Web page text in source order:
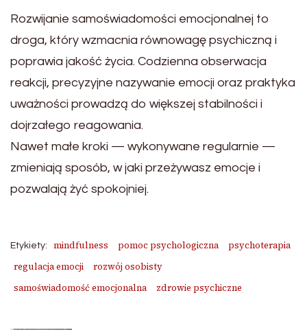
Rozwijanie samoświadomości emocjonalnej to
droga, który wzmacnia równowagę psychiczną i
poprawia jakość życia. Codzienna obserwacja
reakcji, precyzyjne nazywanie emocji oraz praktyka
uważności prowadzą do większej stabilności i
dojrzałego reagowania.
Nawet małe kroki — wykonywane regularnie —
zmieniają sposób, w jaki przeżywasz emocje i
pozwalają żyć spokojniej.
Etykiety: mindfulness pomoc psychologiczna
psychoterapia
regulacja emocji
rozwój osobisty
samoświadomość emocjonalna
zdrowie psychiczne